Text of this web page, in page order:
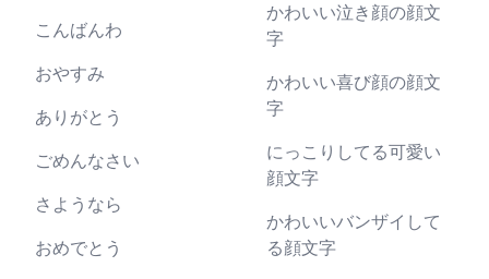
こんばんわ
おやすみ
ありがとう
ごめんなさい
さようなら
おめでとう
かわいい泣き顔の顔文
字
かわいい喜び顔の顔文
字
にっこりしてる可愛い
顔文字
かわいいバンザイして
る顔文字